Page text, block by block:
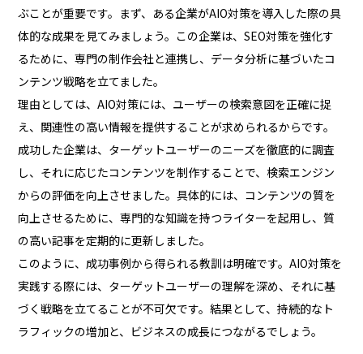
ぶことが重要です。まず、ある企業がAIO対策を導入した際の具
体的な成果を見てみましょう。この企業は、SEO対策を強化す
るために、専門の制作会社と連携し、データ分析に基づいたコ
ンテンツ戦略を立てました。
理由としては、AIO対策には、ユーザーの検索意図を正確に捉
え、関連性の高い情報を提供することが求められるからです。
成功した企業は、ターゲットユーザーのニーズを徹底的に調査
し、それに応じたコンテンツを制作することで、検索エンジン
からの評価を向上させました。具体的には、コンテンツの質を
向上させるために、専門的な知識を持つライターを起用し、質
の高い記事を定期的に更新しました。
このように、成功事例から得られる教訓は明確です。AIO対策を
実践する際には、ターゲットユーザーの理解を深め、それに基
づく戦略を立てることが不可欠です。結果として、持続的なト
ラフィックの増加と、ビジネスの成長につながるでしょう。